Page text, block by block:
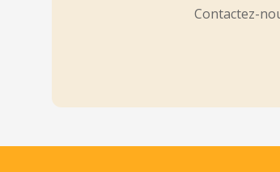
Contactez-